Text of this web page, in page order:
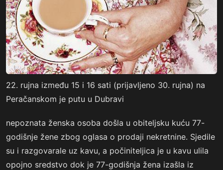
22. rujna između 15 i 16 sati (prijavljeno 30. rujna) na
Peračanskom je putu u Dubravi
nepoznata ženska osoba došla u obiteljsku kuću 77-
godišnje žene zbog oglasa o prodaji nekretnine. Sjedile
su i razgovarale uz kavu, a počiniteljica je u kavu ulila
opojno sredstvo dok je 77-godišnja žena izašla iz